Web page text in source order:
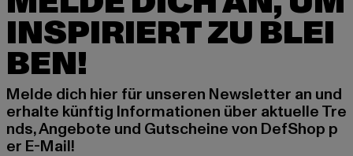
INSPIRIERT ZU BLEI
BEN!
Melde dich hier für unseren Newsletter an und
erhalte künftig Informationen über aktuelle Tre
nds, Angebote und Gutscheine von DefShop p
er E-Mail!